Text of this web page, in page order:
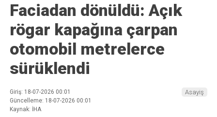
Faciadan dönüldü: Açık
rögar kapağına çarpan
otomobil metrelerce
sürüklendi
Giriş: 18-07-2026 00:01
Güncelleme: 18-07-2026 00:01
Kaynak: İHA
Asayiş